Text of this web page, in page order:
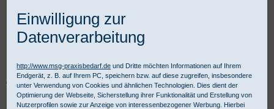
Praxisbedarf Shop Diagnostik
Fachspezifische Diagnostik
EKG-Geräte und Zubehör
Elektroden
Blue Sensor Q-00-A Spezial-Elektroden Ø 40 mm (25 Stück)
Einwilligung zur
Datenverarbeitung
http://www.msg-praxisbedarf.de und Dritte möchten Informationen auf Ihrem
Endgerät, z. B. auf Ihrem PC, speichern bzw. auf diese zugreifen, insbesondere
unter Verwendung von Cookies und ähnlichen Technologien. Dies dient der
Optimierung der Webseite, Sicherstellung ihrer Funktionalität und Erstellung von
Nutzerprofilen sowie zur Anzeige von interessenbezogener Werbung. Hierbei